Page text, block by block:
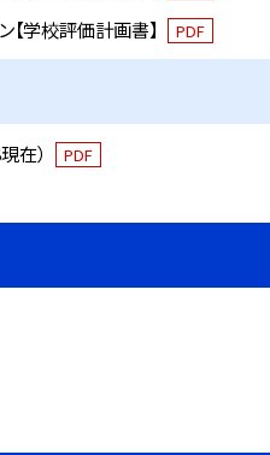
学校評価計画書】 PDF
在） PDF